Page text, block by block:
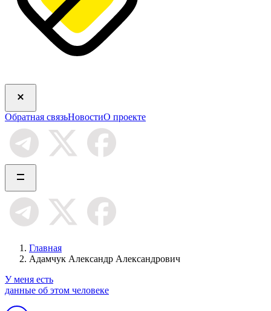
Обратная связьНовостиО проекте
Главная
Адамчук Александр Александрович
У меня есть
данные об этом человеке